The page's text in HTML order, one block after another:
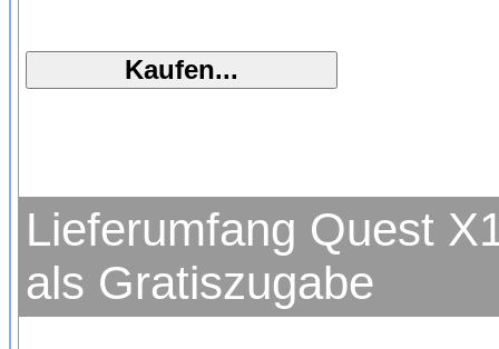
Lieferumfang Quest
als Gratiszugabe